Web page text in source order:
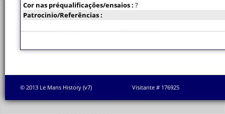
Cor nas préqualificações/ensaios : ?
Patrocinio/Referências :
© 2013 Le Mans History (v7) Visitante # 176925